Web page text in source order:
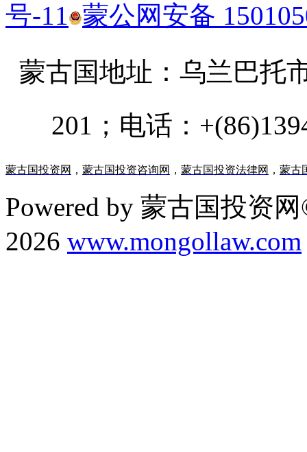
号-11 蒙公网安备
蒙古国地址： 乌兰巴托
201；电话：
蒙古国投资网 ， 蒙古国投资咨询网 ， 蒙古国投资法律网 ， 蒙古
Powered by 蒙古国投资
2026 www.mongollaw.com